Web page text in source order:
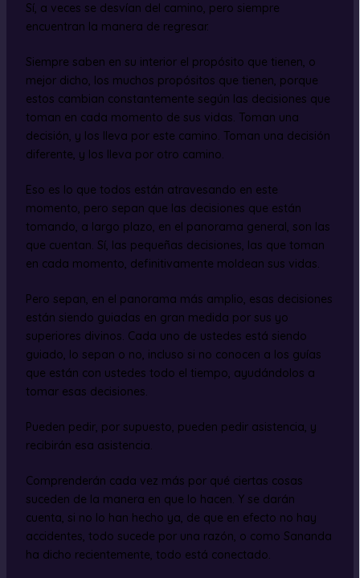
Sí, a veces se desvían del camino, pero siempre
encuentran la manera de regresar.
Siempre saben en su interior el propósito que tienen, o
mejor dicho, los muchos propósitos que tienen, porque
estos cambian constantemente según las decisiones que
toman en cada momento de sus vidas. Toman una
decisión, y los lleva por este camino. Toman una decisión
diferente, y los lleva por otro camino.
Eso es lo que todos están atravesando en este
momento, pero sepan que las decisiones que están
tomando, a largo plazo, en el panorama general, son las
que cuentan. Sí, las pequeñas decisiones, las que toman
en cada momento, definitivamente moldean sus vidas.
Pero sepan, en el panorama más amplio, esas decisiones
están siendo guiadas en gran medida por sus yo
superiores divinos. Cada uno de ustedes está siendo
guiado, lo sepan o no, incluso si no conocen a los guías
que están con ustedes todo el tiempo, ayudándolos a
tomar esas decisiones.
Pueden pedir, por supuesto, pueden pedir asistencia, y
recibirán esa asistencia.
Comprenderán cada vez más por qué ciertas cosas
suceden de la manera en que lo hacen. Y se darán
cuenta, si no lo han hecho ya, de que en efecto no hay
accidentes, todo sucede por una razón, o como Sananda
ha dicho recientemente, todo está conectado.